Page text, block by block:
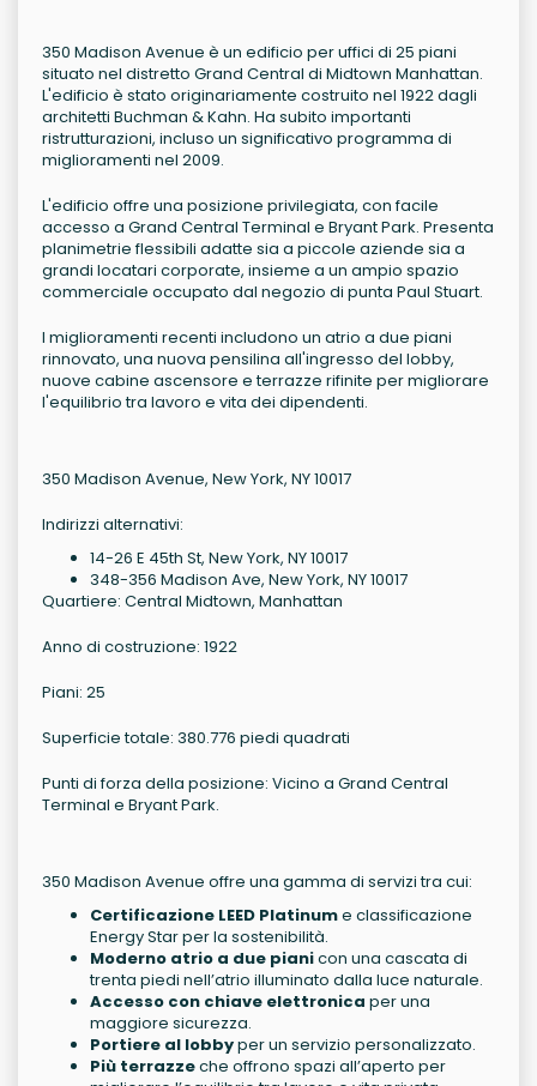
350 Madison Avenue è un edificio per uffici di 25 piani
situato nel distretto Grand Central di Midtown Manhattan.
L'edificio è stato originariamente costruito nel 1922 dagli
architetti Buchman & Kahn. Ha subito importanti
ristrutturazioni, incluso un significativo programma di
miglioramenti nel 2009.
L'edificio offre una posizione privilegiata, con facile
accesso a Grand Central Terminal e Bryant Park. Presenta
planimetrie flessibili adatte sia a piccole aziende sia a
grandi locatari corporate, insieme a un ampio spazio
commerciale occupato dal negozio di punta Paul Stuart.
I miglioramenti recenti includono un atrio a due piani
rinnovato, una nuova pensilina all'ingresso del lobby,
nuove cabine ascensore e terrazze rifinite per migliorare
l'equilibrio tra lavoro e vita dei dipendenti.
350 Madison Avenue, New York, NY 10017
Indirizzi alternativi:
14-26 E 45th St, New York, NY 10017
348-356 Madison Ave, New York, NY 10017
Quartiere: Central Midtown, Manhattan
Anno di costruzione: 1922
Piani: 25
Superficie totale: 380.776 piedi quadrati
Punti di forza della posizione: Vicino a Grand Central
Terminal e Bryant Park.
350 Madison Avenue offre una gamma di servizi tra cui:
Certificazione LEED Platinume classificazione
Energy Star per la sostenibilità.
Moderno atrio a due pianicon una cascata di
trenta piedi nell’atrio illuminato dalla luce naturale.
Accesso con chiave elettronica per una
maggiore sicurezza.
Portiere al lobbyper un servizio personalizzato.
Più terrazzeche offrono spazi all’aperto per